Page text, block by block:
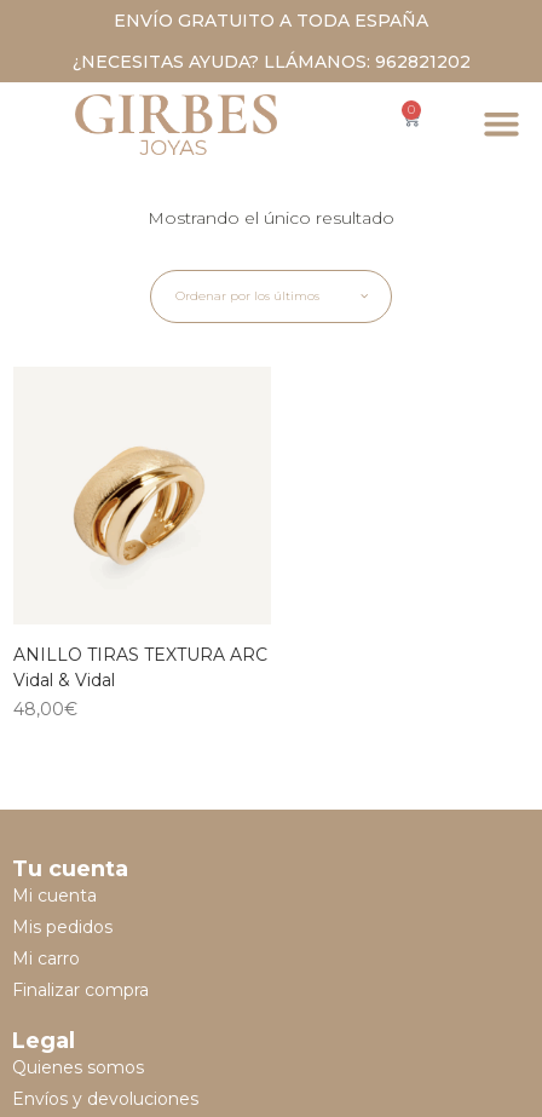
ENVÍO GRATUITO A TODA ESPAÑA
¿NECESITAS AYUDA? LLÁMANOS: 962821202
0
Mostrando el único resultado
Ordenar por los últimos
ANILLO TIRAS TEXTURA ARC
Vidal & Vidal
48,00€
Tu cuenta
Mi cuenta
Mis pedidos
Mi carro
Finalizar compra
Legal
Quienes somos
Envíos y devoluciones